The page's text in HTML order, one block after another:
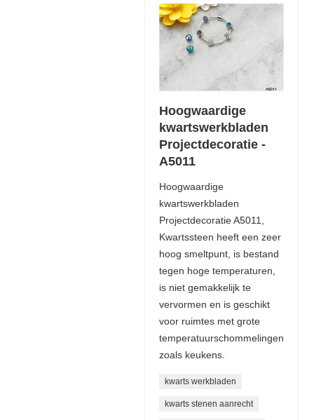
Hoogwaardige
kwartswerkbladen
Projectdecoratie -
A5011
Hoogwaardige
kwartswerkbladen
Projectdecoratie A5011,
Kwartssteen heeft een zeer
hoog smeltpunt, is bestand
tegen hoge temperaturen,
is niet gemakkelijk te
vervormen en is geschikt
voor ruimtes met grote
temperatuurschommelingen
zoals keukens.
kwarts werkbladen
kwarts stenen aanrecht